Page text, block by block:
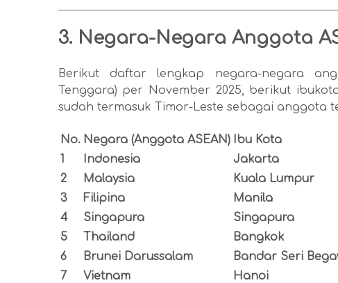
3. Negara-Negara Anggota
Berikut daftar lengkap negara-negara
Tenggara) per November 2025, berikut
sudah termasuk Timor-Leste sebagai anggota
No. Negara (Anggota ASEAN) Ibu Kota
1
Indonesia Jakarta
2
Malaysia Kuala Lumpur
3
Filipina Manila
4
Singapura Singapura
5
Thailand Bangkok
6
Brunei Darussalam Bandar Seri
7
Vietnam Hanoi